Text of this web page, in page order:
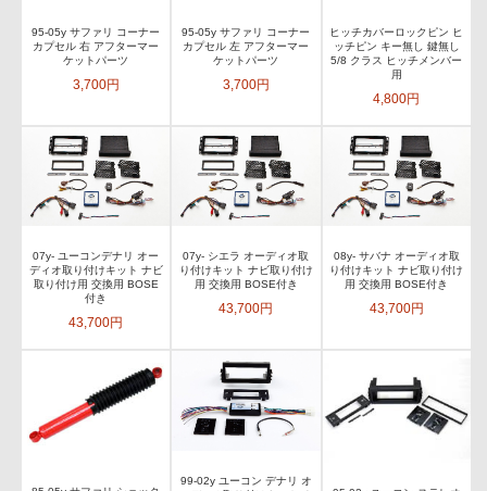
95-05y サファリ コーナー
カプセル 右 アフターマー
ケットパーツ
3,700円
95-05y サファリ コーナー
カプセル 左 アフターマー
ケットパーツ
3,700円
ヒッチカバーロックピン ヒ
ッチピン キー無し 鍵無し
5/8 クラス ヒッチメンバー
用
4,800円
07y- ユーコンデナリ オー
ディオ取り付けキット ナビ
取り付け用 交換用 BOSE
付き
43,700円
07y- シエラ オーディオ取
り付けキット ナビ取り付け
用 交換用 BOSE付き
43,700円
08y- サバナ オーディオ取
り付けキット ナビ取り付け
用 交換用 BOSE付き
43,700円
99-02y ユーコン デナリ オ